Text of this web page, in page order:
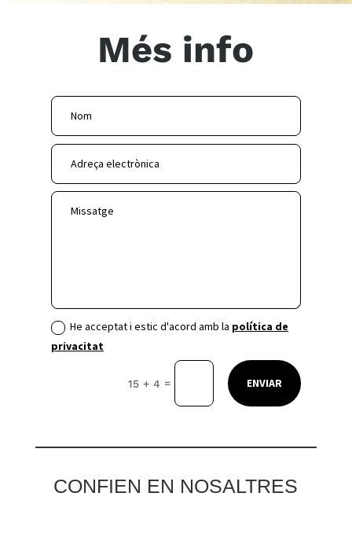
Més info
He acceptat i estic d'acord amb la política de
privacitat
15 + 4 = ENVIAR
CONFIEN EN NOSALTRES